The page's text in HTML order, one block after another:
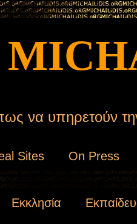
να υπηρετούν
Sites On Press
Εκκλησία